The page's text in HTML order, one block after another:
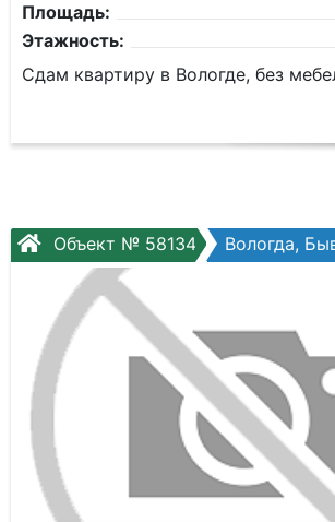
Площадь:
Этажность:
Сдам квартиру в Вологде, без
Объект № 58134 Вологда,